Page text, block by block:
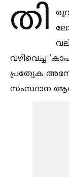
തി
വഴിവെച്ച
പ്രത്യേക
സംസ്ഥാന